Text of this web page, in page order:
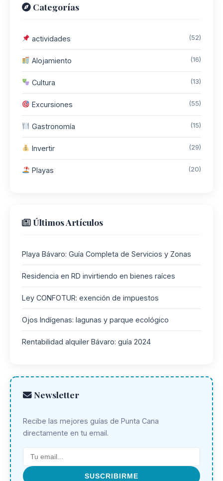
Categorías
actividades (52)
Alojamiento (16)
Cultura (13)
Excursiones (55)
Gastronomía (15)
Invertir (29)
Playas (20)
Últimos Artículos
Playa Bávaro: Guía Completa de Servicios y Zonas
Residencia en RD invirtiendo en bienes raíces
Ley CONFOTUR: exención de impuestos
Ojos Indígenas: lagunas y parque ecológico
Rentabilidad alquiler Bávaro: guía 2024
Newsletter
Recibe las mejores guías de Punta Cana
directamente en tu email.
SUSCRIBIRME